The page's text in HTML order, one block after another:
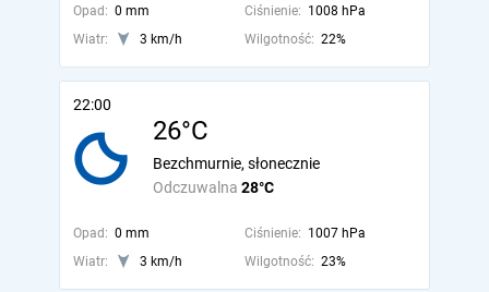
Opad: 0 mm Ciśnienie: 1008 hPa
Wiatr:
3 km/h Wilgotność: 22%
22:00
26°C
Odczuwalna 28°C
Bezchmurnie, słonecznie
Opad: 0 mm Ciśnienie: 1007 hPa
Wiatr:
3 km/h Wilgotność: 23%